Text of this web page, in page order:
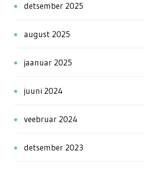
detsember 2025
august 2025
jaanuar 2025
juuni 2024
veebruar 2024
detsember 2023